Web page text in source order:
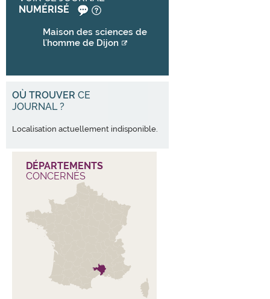
DÉPARTEMENTS
CONCERNÉS
NUMÉRISÉ
Maison des sciences de
l'homme de Dijon
OÙ TROUVER CE
JOURNAL ?
Localisation actuellement indisponible.